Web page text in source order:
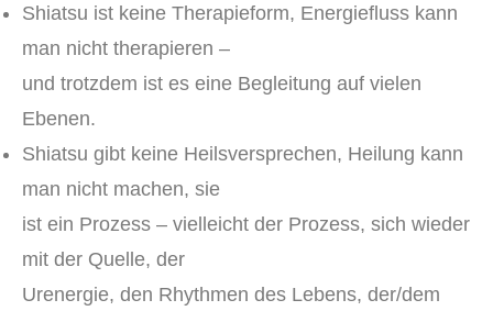
Shiatsu ist keine Therapieform, Energiefluss kann
man nicht therapieren –
und trotzdem ist es eine Begleitung auf vielen
Ebenen.
Shiatsu gibt keine Heilsversprechen, Heilung kann
man nicht machen, sie
ist ein Prozess – vielleicht der Prozess, sich wieder
mit der Quelle, der
Urenergie, den Rhythmen des Lebens, der/dem